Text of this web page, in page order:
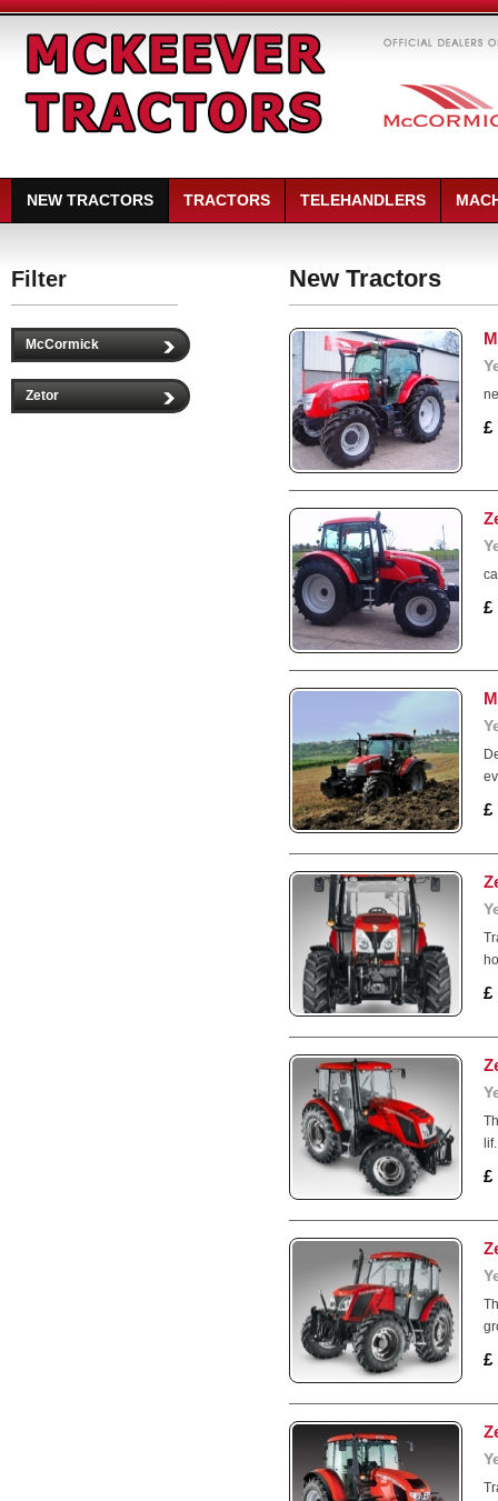
NEW TRACTORS TRACTORS TELEHANDLERS
Filter
McCormick
Zetor
New Tractors
£
£
£
£
£
£